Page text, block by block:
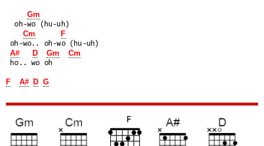
Gm
  oh-wo (hu-uh)
Cm F
oh-wo.. oh-wo (hu-uh)
A# D Gm Cm
F A# D G